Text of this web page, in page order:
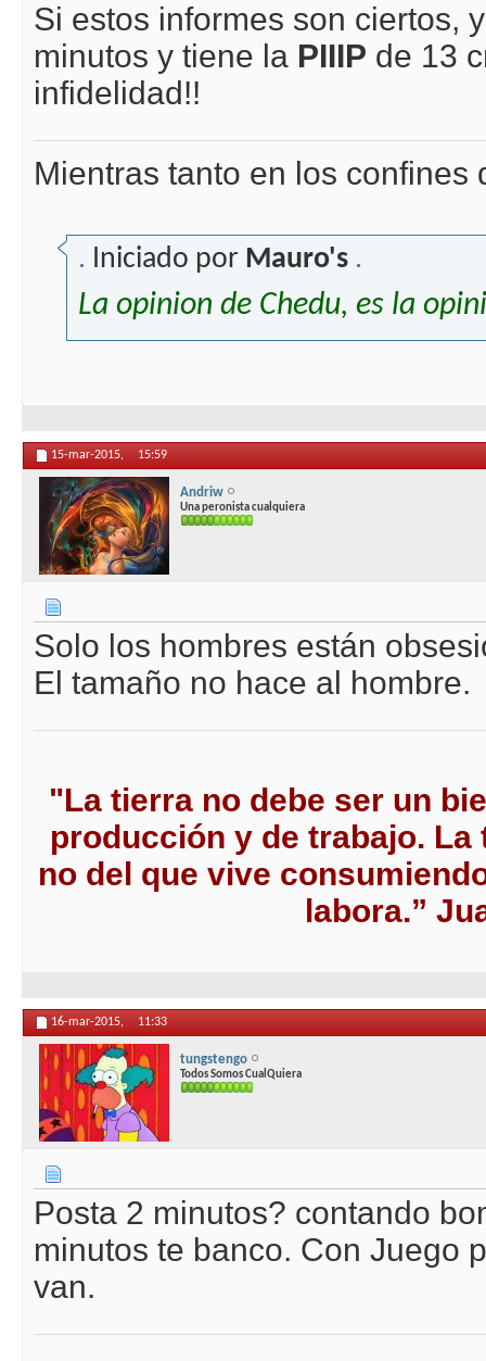
Si estos informes son ciertos,
minutos y tiene la PIIIP de 13
infidelidad!!
Mientras tanto en los confines
. Iniciado por Mauro's .
La opinion de Chedu, es la
15-mar-2015, 15:59
Andriw
Una peronista cualquiera
Solo los hombres están
El tamaño no hace al hombre.
"La tierra no debe ser un
producción y de trabajo.
no del que vive
labora.”
16-mar-2015, 11:33
tungstengo
Todos Somos CualQuiera
Posta 2 minutos? contando
minutos te banco. Con Juego
van.